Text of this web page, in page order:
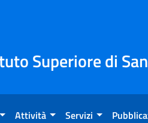
Superiore di
Attività Servizi